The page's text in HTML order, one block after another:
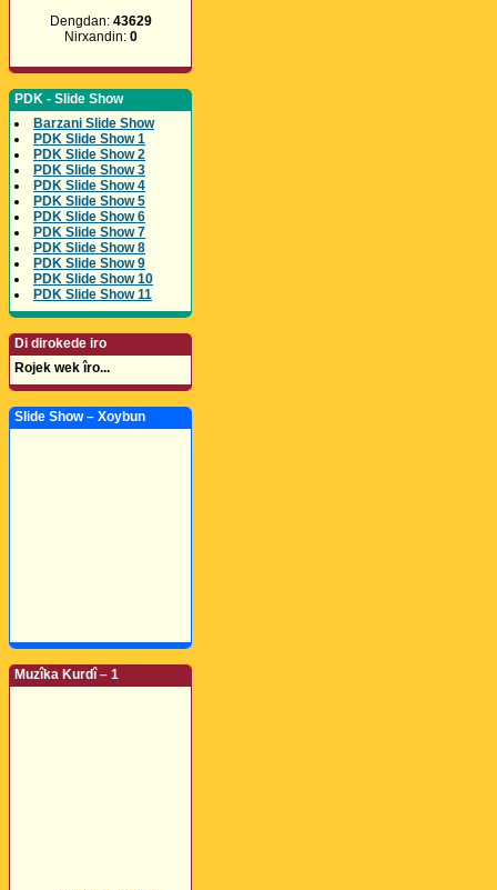
Dengdan: 43629
Nirxandin: 0
PDK - Slide Show
Barzani Slide Show
PDK Slide Show 1
PDK Slide Show 2
PDK Slide Show 3
PDK Slide Show 4
PDK Slide Show 5
PDK Slide Show 6
PDK Slide Show 7
PDK Slide Show 8
PDK Slide Show 9
PDK Slide Show 10
PDK Slide Show 11
Di dirokede iro
Rojek wek îro...
Slide Show – Xoybun
Muzîka Kurdî – 1